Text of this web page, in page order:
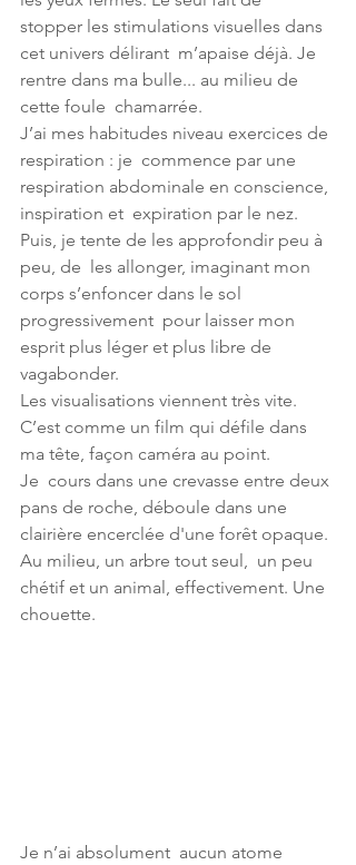
stopper les stimulations visuelles dans
cet univers délirant  m’apaise déjà. Je
rentre dans ma bulle... au milieu de
cette foule  chamarrée.
J’ai mes habitudes niveau exercices de
respiration : je  commence par une
respiration abdominale en conscience,
inspiration et  expiration par le nez.
Puis, je tente de les approfondir peu à
peu, de  les allonger, imaginant mon
corps s’enfoncer dans le sol
progressivement  pour laisser mon
esprit plus léger et plus libre de
vagabonder.
Les visualisations viennent très vite.
C’est comme un film qui défile dans
ma tête, façon caméra au point.
Je  cours dans une crevasse entre deux
pans de roche, déboule dans une
clairière encerclée d'une forêt opaque.
Au milieu, un arbre tout seul,  un peu
chétif et un animal, effectivement. Une
chouette.
Je n’ai absolument  aucun atome